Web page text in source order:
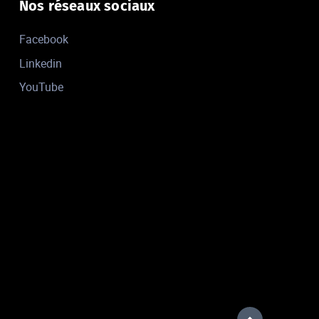
Nos réseaux sociaux
Facebook
Linkedin
YouTube